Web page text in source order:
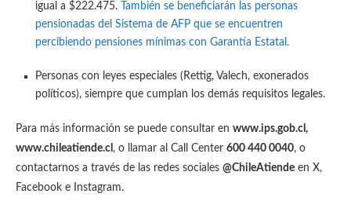
igual a $222.475. También se beneficiarán las personas
pensionadas del Sistema de AFP que se encuentren
percibiendo pensiones mínimas con Garantía Estatal.
Personas con leyes especiales (Rettig, Valech, exonerados
políticos), siempre que cumplan los demás requisitos legales.
Para más información se puede consultar en www.ips.gob.cl,
www.chileatiende.cl , o llamar al Call Center 600 440 0040, o
contactarnos a través de las redes sociales @ChileAtiende en X,
Facebook e Instagram.